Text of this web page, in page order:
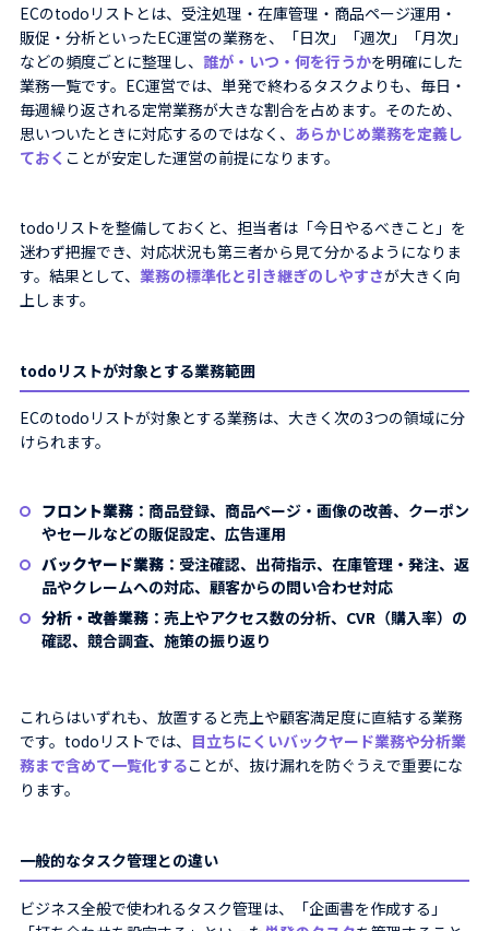
ECのtodoリストとは、受注処理・在庫管理・商品ページ運用・
販促・分析といったEC運営の業務を、「日次」「週次」「月次」
などの頻度ごとに整理し、 誰が・いつ・何を行うかを明確にした
業務一覧です。EC運営では、単発で終わるタスクよりも、毎日・
毎週繰り返される定常業務が大きな割合を占めます。そのため、
思いついたときに対応するのではなく、 あらかじめ業務を定義し
ておく ことが安定した運営の前提になります。
todoリストを整備しておくと、担当者は「今日やるべきこと」を
迷わず把握でき、対応状況も第三者から見て分かるようになりま
す。結果として、 業務の標準化と引き継ぎのしやすさが大きく向
上します。
todoリストが対象とする業務範囲
ECのtodoリストが対象とする業務は、大きく次の3つの領域に分
けられます。
フロント業務：商品登録、商品ページ・画像の改善、クーポン
やセールなどの販促設定、広告運用
バックヤード業務：受注確認、出荷指示、在庫管理・発注、返
品やクレームへの対応、顧客からの問い合わせ対応
分析・改善業務：売上やアクセス数の分析、CVR（購入率）の
確認、競合調査、施策の振り返り
これらはいずれも、放置すると売上や顧客満足度に直結する業務
です。todoリストでは、 目立ちにくいバックヤード業務や分析業
務まで含めて一覧化することが、抜け漏れを防ぐうえで重要にな
ります。
一般的なタスク管理との違い
ビジネス全般で使われるタスク管理は、「企画書を作成する」